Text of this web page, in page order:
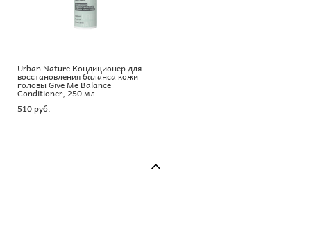
Urban Nature Кондиционер для
восстановления баланса кожи
головы Give Me Balance
Conditioner, 250 мл
510 pуб.